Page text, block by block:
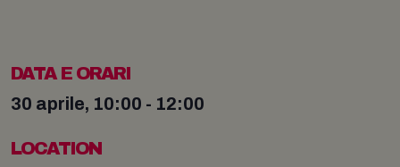
DATA E ORARI
30 aprile, 10:00 - 12:00
LOCATION